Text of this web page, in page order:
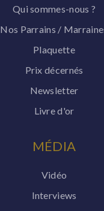
Qui sommes-nous ?
Nos Parrains /
Plaquette
Prix décernés
Newsletter
Livre d'or
MÉDIA
Vidéo
Interviews